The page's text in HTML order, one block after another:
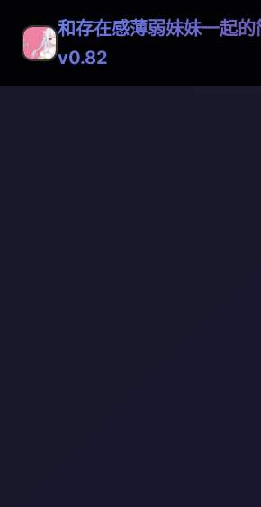
和存在感薄弱妹妹一起的
v0.82